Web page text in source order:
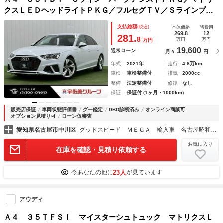
クスＬＥＤヘッドライトＰＫＧ／フルセグＴＶ／Ｓラインプラ
スＰＫＧ／シートヒーター／バーチャルコックピット／ドライ
ブレコーダー／ＥＴＣ／レーダークルーズ／ブラインドスポッ
支払総額(税込)
281.8 万円
本体価格
269.8
万円
諸費用
12
万円
通常ローン 月々 19,600 円
年式 2021年 走行
4.8万km
車検
車検整備付 排気
2000cc
整備
法定整備付 修復
なし
保証
保証付 (1ヶ月・1000km)
販売店保証 車両状態評価書 グー鑑定 OBD診断済み
オンライン商談可
オプション見積り可
ローン仮審査
愛知県名古屋市中川区 グッドスピード ＭＥＧＡ 輸入車 名古屋昭和橋店
在庫を確認・見積り依頼する
お気に入り
今あなたの他に23人が見ています
アウディ
Ａ４ ３５ＴＦＳＩ マイスターシュトュック マトリクスＬ